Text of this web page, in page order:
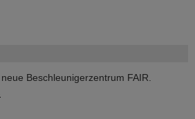
Beschleunigerzentrum FAIR.